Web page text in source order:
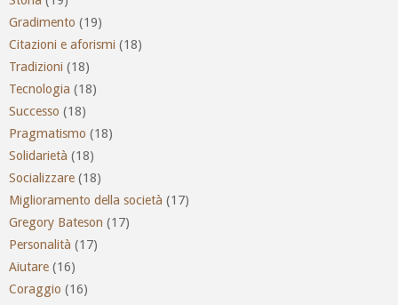
Gradimento (19)
Citazioni e aforismi (18)
Tradizioni (18)
Tecnologia (18)
Successo (18)
Pragmatismo (18)
Solidarietà (18)
Socializzare (18)
Miglioramento della società (17)
Gregory Bateson (17)
Personalità (17)
Aiutare (16)
Coraggio (16)